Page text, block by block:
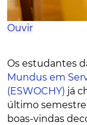
Ouvir
Os estudantes
Mundus em
(ESWOCHY) já
último semestre
boas-vindas